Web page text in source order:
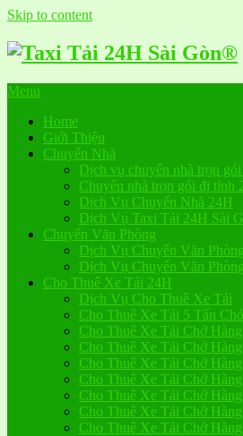
Skip to content
Menu
Home
Giới Thiệu
Chuyển Nhà
Dịch vụ chuyển nhà trọn
Chuyển nhà trọn gói đi tỉnh
Dịch Vụ Chuyển Nhà 24H
Dịch Vụ Taxi Tải 24H Sài
Chuyển Văn Phòng
Dịch Vụ Chuyển Văn
Dịch Vụ Chuyển Văn Phòng
Cho Thuê Xe Tải 24H
Dịch Vụ Cho Thuê Xe Tải
Cho Thuê Xe Tải 5 Tấn
Cho Thuê Xe Tải Chở
Cho Thuê Xe Tải Chở
Cho Thuê Xe Tải Chở
Cho Thuê Xe Tải Chở Hàng
Cho Thuê Xe Tải Chở
Cho Thuê Xe Tải Chở Hàng
Cho Thuê Xe Tải Chở